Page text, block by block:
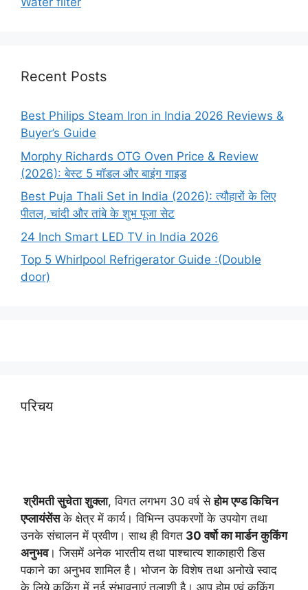
Recent Posts
Best Philips Steam Iron in India 2026 Reviews &
Buyer’s Guide
Morphy Richards OTG Oven Price & Review
(2026): बेस्ट 5 मॉडल और बाइंग गाइड
Best Puja Thali Set in India (2026): त्यौहारों के लिए
पीतल, चांदी और तांबे के शुभ पूजा सेट
24 Inch Smart LED TV in India 2026
Top 5 Whirlpool Refrigerator Guide :(Double
door)
परिचय
श्रीमती सुचेता शुक्ला, विगत लगभग 30 वर्ष सेहोम एण्ड किचिन
एप्लायंसेंसके क्षेत्र में कार्य। विभिन्न उपकरणों के उपयोग तथा
उनके संचालन में प्रवीण। साथ ही विगत 30 वर्षो का मार्डन कुकिंग
अनुभव। जिसमें अनेक भारतीय तथा पाश्चात्य शाकाहारी डिस
पकाने का अनुभव शामिल है। भोजन के विशेष तथा अनोखे स्वाद